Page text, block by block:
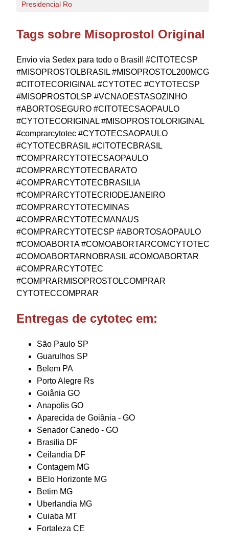
Presidencial Ro
Tags sobre Misoprostol Original
Envio via Sedex para todo o Brasil! #CITOTECSP
#MISOPROSTOLBRASIL #MISOPROSTOL200MCG
#CITOTECORIGINAL #CYTOTEC #CYTOTECSP
#MISOPROSTOLSP #VCNAOESTASOZINHO
#ABORTOSEGURO #CITOTECSAOPAULO
#CYTOTECORIGINAL #MISOPROSTOLORIGINAL
#comprarcytotec #CYTOTECSAOPAULO
#CYTOTECBRASIL #CITOTECBRASIL
#COMPRARCYTOTECSAOPAULO
#COMPRARCYTOTECBARATO
#COMPRARCYTOTECBRASILIA
#COMPRARCYTOTECRIODEJANEIRO
#COMPRARCYTOTECMINAS
#COMPRARCYTOTECMANAUS
#COMPRARCYTOTECSP #ABORTOSAOPAULO
#COMOABORTA #COMOABORTARCOMCYTOTEC
#COMOABORTARNOBRASIL #COMOABORTAR
#COMPRARCYTOTEC
#COMPRARMISOPROSTOLCOMPRAR
CYTOTECCOMPRAR
Entregas de cytotec em:
São Paulo SP
Guarulhos SP
Belem PA
Porto Alegre Rs
Goiânia GO
Anapolis GO
Aparecida de Goiânia - GO
Senador Canedo - GO
Brasilia DF
Ceilandia DF
Contagem MG
BElo Horizonte MG
Betim MG
Uberlandia MG
Cuiaba MT
Fortaleza CE